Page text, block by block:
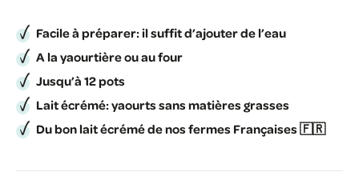
Facile à préparer: il suffit d’ajouter de l’eau
A la yaourtière ou au four
Jusqu’à 12 pots
Lait écrémé: yaourts sans matières grasses
Du bon lait écrémé de nos fermes Françaises 🇫🇷